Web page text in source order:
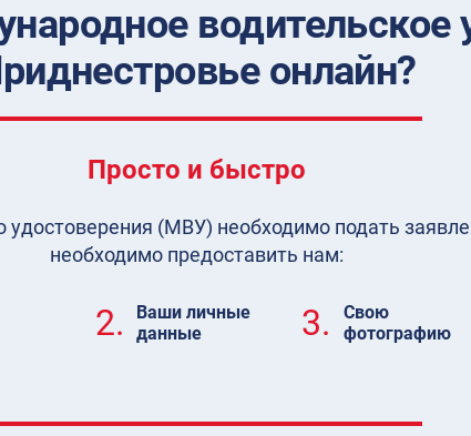
водительское
онлайн?
Просто и быстро
(МВУ) необходимо подать
необходимо предоставить нам:
2.
Ваши личные
данные
3.
Свою
фотографию